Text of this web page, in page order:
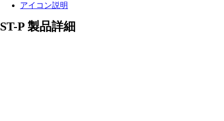
アイコン説明
ST-P 製品詳細